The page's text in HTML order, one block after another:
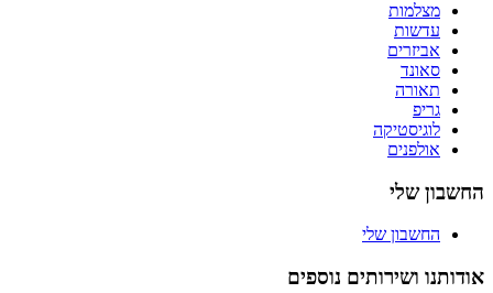
מצלמות
עדשות
אביזרים
סאונד
תאורה
גריפ
לוגיסטיקה
אולפנים
החשבון שלי
החשבון שלי
אודותנו ושירותים נוספים